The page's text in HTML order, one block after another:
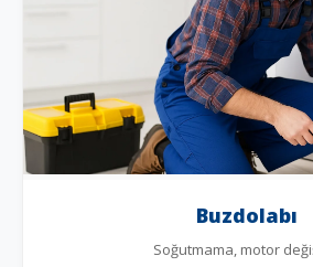
Buzdolabı
Soğutmama, motor